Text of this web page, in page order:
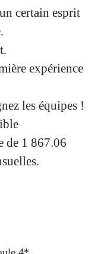
certain esprit
expérience
les équipes !
de 1 867.06